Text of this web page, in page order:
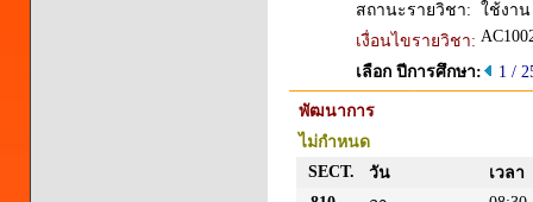
สถานะรายวิชา: ใช้งาน
เงื่อนไขรายวิชา:
เลือก ปีการศึกษา:
1 /
พัฒนาการ
ไม่กำหนด
SECT.
วัน
เวลา